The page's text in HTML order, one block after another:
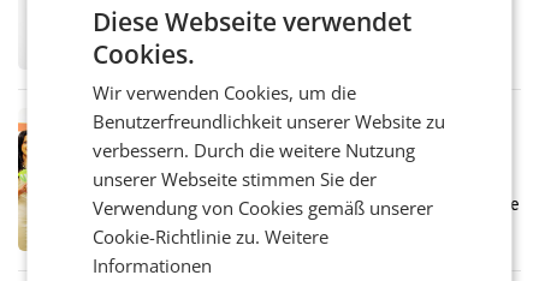
UNTERFÖHRING/MAILAND/AMSTERDAM. Der
Fernsehkonzern ProSiebenSat.1 hat im
Frühjahr dank Kostensenkungen operativ
Markterwartung deutlich übertroffen.
RETAIL
Eine Bühne für Zirkularität: ARA und
Müller informieren am POS über
Kreislauffähigkeit
Über den gesamten August hinweg rücken die
Altstoff Recycling Austria AG (ARA) und der
Handelskonzern Müller die Initiative
„Kreislauf-Helden“ in allen österreichischen
Diese Webseite verwendet
Cookies.
Wir verwenden Cookies, um die
Benutzerfreundlichkeit unserer Website zu
verbessern. Durch die weitere Nutzung
unserer Webseite stimmen Sie der
Verwendung von Cookies gemäß unserer
Cookie-Richtlinie zu.Weitere
Informationen